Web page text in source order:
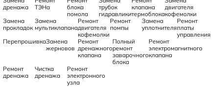
дренажа
ТЭНа
блока
помола
трубок
гидравлики
клапана
термоблока
двигателя
кофемолки
Замена
прокладок
Замена
мультиклапана
Ремонт
двигателя
кофемолки
Ремонт
помпы
Замена
уплотнителя
Ремонт
платы
управления
ПерепрошивкаЗамена
жерновов
Ремонт
дренажного
клапана
Полный
ремонт
заварочного
блока
Ремонт
электромагнитного
клапана
Ремонт
дренажа
Чистка
дренажа
Ремонт
электронного
узла